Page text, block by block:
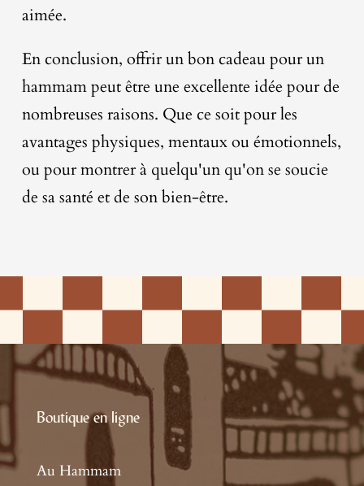
aimée.
En conclusion, offrir un bon cadeau pour un
hammam peut être une excellente idée pour de
nombreuses raisons. Que ce soit pour les
avantages physiques, mentaux ou émotionnels,
ou pour montrer à quelqu'un qu'on se soucie
de sa santé et de son bien-être.
Boutique en ligne
Au Hammam